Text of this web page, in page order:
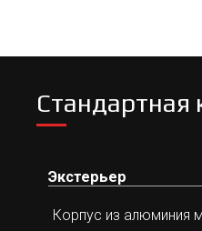
Стандартная
Экстерьер
Корпус из алюминия